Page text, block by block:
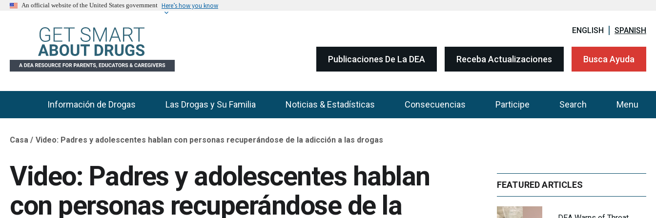
An official website of the United States government Here’s how you know
ENGLISH SPANISH
Publicaciones De La DEA Receba Actualizaciones Busca Ayuda
Main Menu
Información de Drogas Las Drogas y Su Familia Noticias & Estadísticas Consecuencias Participe Search Menu
Breadcrumb
Casa Video: Padres y adolescentes hablan con personas recuperándose de la adicción a las drogas
Video: Padres y adolescentes hablan
con personas recuperándose de la
FEATURED ARTICLES